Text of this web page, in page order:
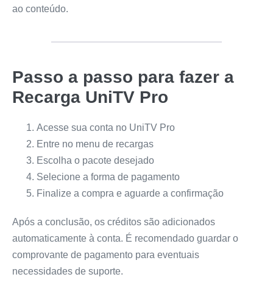
ao conteúdo.
Passo a passo para fazer a
Recarga UniTV Pro
Acesse sua conta no UniTV Pro
Entre no menu de recargas
Escolha o pacote desejado
Selecione a forma de pagamento
Finalize a compra e aguarde a confirmação
Após a conclusão, os créditos são adicionados
automaticamente à conta. É recomendado guardar o
comprovante de pagamento para eventuais
necessidades de suporte.